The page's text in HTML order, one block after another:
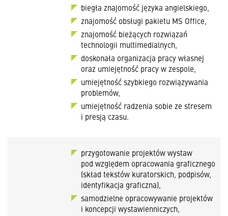
biegła znajomość języka angielskiego,
znajomość obsługi pakietu MS Office,
znajomość bieżących rozwiązań
technologii multimedialnych,
doskonała organizacja pracy własnej
oraz umiejętność pracy w zespole,
umiejętność szybkiego rozwiązywania
problemów,
umiejętność radzenia sobie ze stresem
i presją czasu.
przygotowanie projektów wystaw
pod względem opracowania graficznego
(skład tekstów kuratorskich, podpisów,
identyfikacja graficzna),
samodzielne opracowywanie projektów
i koncepcji wystawienniczych,